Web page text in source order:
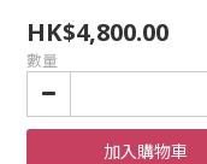
HK$4,800.00
數量
加入購物車